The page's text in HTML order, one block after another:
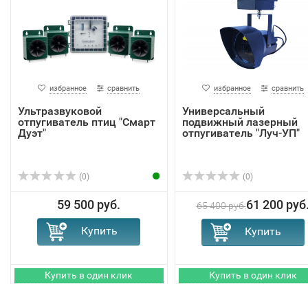
избранное сравнить
Ультразвуковой
отпугиватель птиц "Смарт
Дуэт"
(0)
59 500 руб.
избранное сравнить
Универсальный
подвижный лазерный
отпугиватель "Луч-УП"
(0)
65 400 руб.61 200